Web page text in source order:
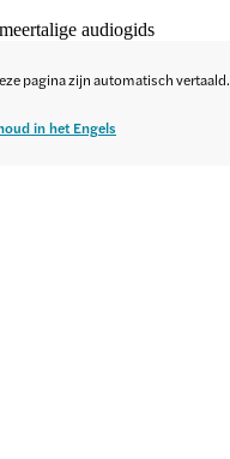
audiogids
pagina zijn automatisch vertaald.
in het Engels